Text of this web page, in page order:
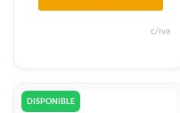
c/iva
DISPONIBLE